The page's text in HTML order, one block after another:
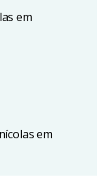
em
em